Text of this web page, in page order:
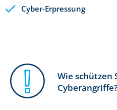
Cyber-Erpressung
Wie schützen